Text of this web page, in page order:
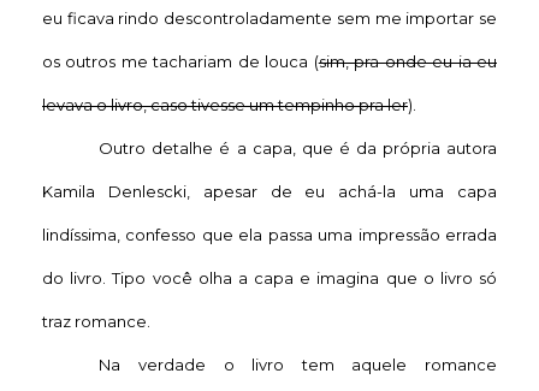
eu ficava rindo descontroladamente sem me importar se
os outros me tachariam de louca (sim, pra onde eu ia eu
levava o livro, caso tivesse um tempinho pra ler).
Outro detalhe é a capa, que é da própria autora
Kamila Denlescki, apesar de eu achá-la uma capa
lindíssima, confesso que ela passa uma impressão errada
do livro. Tipo você olha a capa e imagina que o livro só
traz romance.
Na verdade o livro tem aquele romance